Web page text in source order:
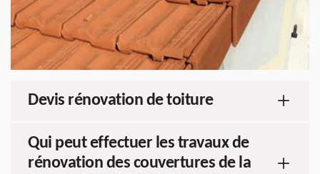
Devis rénovation de toiture
Qui peut effectuer les travaux de
rénovation des couvertures de la